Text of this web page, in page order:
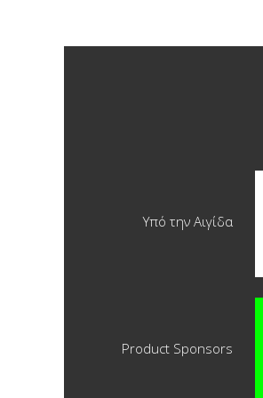
Υπό την Αιγίδα
Product Sponsors